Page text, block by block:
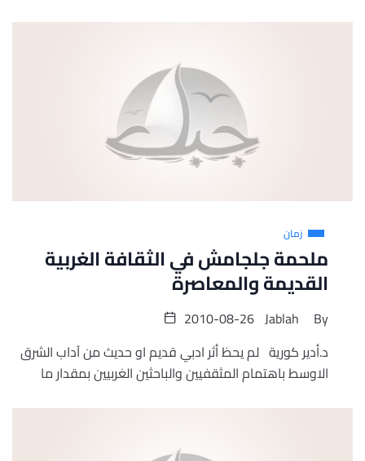
زمان
ملحمة جلجامش في الثقافة الغربية
القديمة والمعاصرة
By
Jablah
2010-08-26
د.أدير كورية لم يحظ أثر ادبي قديم او حديث من آداب الشرق
الاوسط باهتمام المثقفيين والباحثين الغربيين بمقدار ما